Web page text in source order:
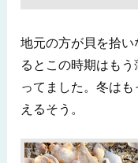
地元の方が貝を拾
るとこの時期はも
ってました。冬は
えるそう。